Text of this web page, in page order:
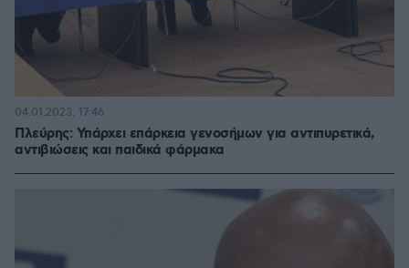
Πλεύρης: Υπάρχει επάρκεια γενοσήμων για αντιπυρετικά,
αντιβιώσεις και παιδικά φάρμακα
04.01.2023, 17:46